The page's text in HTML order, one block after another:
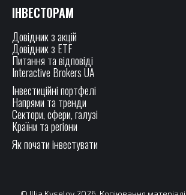
ІНВЕСТОРАМ
Довідник з акцій
Довідник з ETF
Питання та відповіді
Interactive Brokers UA
Інвестиційні портфелі
Напрями та тренди
Сектори, сфери, галузі
Країни та регіони
Як почати інвестувати